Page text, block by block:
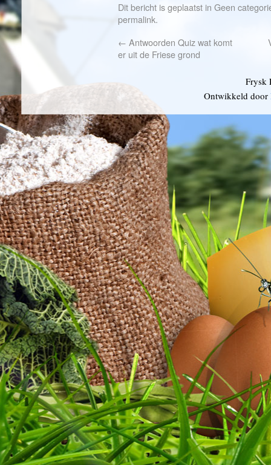
Dit bericht is geplaatst in Geen
permalink.
← Antwoorden Quiz wat komt
er uit de Friese grond
Frysk
Ontwikkeld door